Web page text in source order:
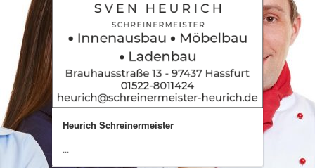
Stellenangebote
Heurich Schreinermeister
...